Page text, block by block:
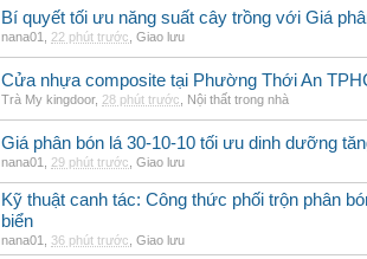
Bí quyết tối ưu năng suất cây trồng với Giá
nana01 22 phút trước Giao lưu
Cửa nhựa composite tại Phường Thới An
Trà My kingdoor, 28 phút trước Nội thất trong nhà
Giá phân bón lá 30-10-10 tối ưu dinh dưỡng
nana01 29 phút trước Giao lưu
Kỹ thuật canh tác: Công thức phối trộn phân
biển
nana01 36 phút trước Giao lưu